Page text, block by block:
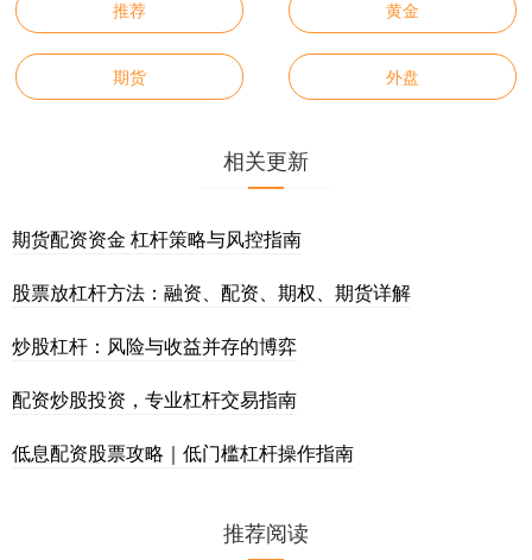
推荐 黄金
期货 外盘
相关更新
期货配资资金 杠杆策略与风控指南
股票放杠杆方法：融资、配资、期权、期货详解
炒股杠杆：风险与收益并存的博弈
配资炒股投资，专业杠杆交易指南
低息配资股票攻略｜低门槛杠杆操作指南
推荐阅读